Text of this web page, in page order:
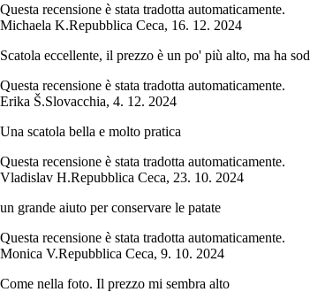
Questa recensione è stata tradotta automaticamente.
Michaela K.Repubblica Ceca, 16. 12. 2024
Scatola eccellente, il prezzo è un po' più alto, ma ha
Questa recensione è stata tradotta automaticamente.
Erika Š.Slovacchia, 4. 12. 2024
Una scatola bella e molto pratica
Questa recensione è stata tradotta automaticamente.
Vladislav H.Repubblica Ceca, 23. 10. 2024
un grande aiuto per conservare le patate
Questa recensione è stata tradotta automaticamente.
Monica V.Repubblica Ceca, 9. 10. 2024
Come nella foto. Il prezzo mi sembra alto